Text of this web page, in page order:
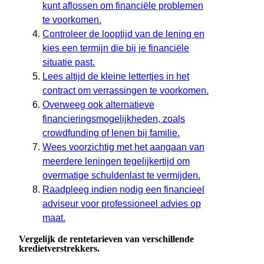
kunt aflossen om financiële problemen
te voorkomen.
Controleer de looptijd van de lening en
kies een termijn die bij je financiële
situatie past.
Lees altijd de kleine lettertjes in het
contract om verrassingen te voorkomen.
Overweeg ook alternatieve
financieringsmogelijkheden, zoals
crowdfunding of lenen bij familie.
Wees voorzichtig met het aangaan van
meerdere leningen tegelijkertijd om
overmatige schuldenlast te vermijden.
Raadpleeg indien nodig een financieel
adviseur voor professioneel advies op
maat.
Vergelijk de rentetarieven van verschillende
kredietverstrekkers.